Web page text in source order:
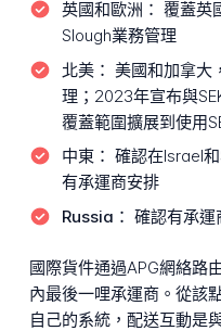
英國和歐洲： 覆蓋英
Slough業務管理
北美： 美國和加拿大
理；2023年宣布與
覆蓋範圍擴展到使用
中東： 確認在Israel
有承運商安排
Russia： 確認有承運
國際貨件通過APG網絡路
內最後一哩承運商。從該
自己的系統，配送互動是